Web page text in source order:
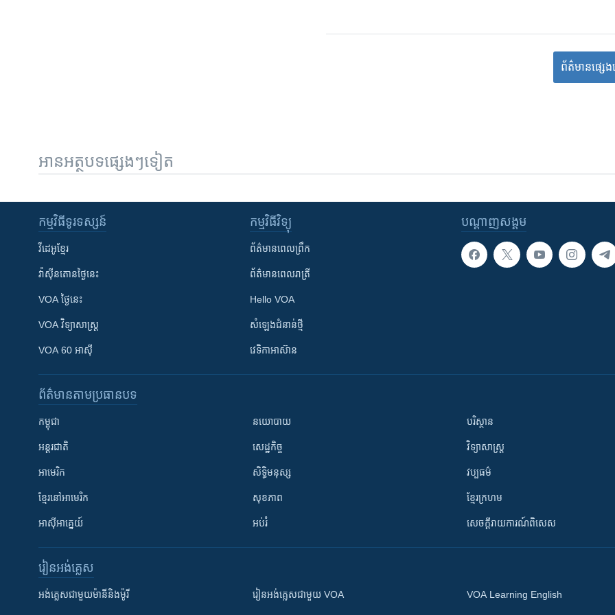
ព័ត៌មាន​​​​​​ផ្សេ
អានអត្ថបទផ្សេងៗទៀត
បណ្តាញ​សង្គម
កម្មវិធី​ទូរទស្សន៍
វីដេអូ​ខ្មែរ
វ៉ាស៊ីនតោន​ថ្ងៃ​នេះ
VOA ថ្ងៃនេះ
VOA ​វិទ្យាសាស្ត្រ
VOA 60 អាស៊ី
កម្មវិធី​វិទ្យុ
ព័ត៌មាន​ពេល​ព្រឹក
ព័ត៌មាន​​ពេល​រាត្រី
Hello VOA
សំឡេង​ជំនាន់​ថ្មី
វេទិកា​អាស៊ាន
ព័ត៌មាន​តាមប្រធានបទ​
កម្ពុជា
អន្តរជាតិ
អាមេរិក
ខ្មែរ​នៅអាមេរិក
អាស៊ីអាគ្នេយ៍
នយោបាយ
សេដ្ឋកិច្ច
សិទ្ធិមនុស្ស
សុខភាព
អប់រំ
បរិស្ថាន
វិទ្យាសាស្រ្ត
វប្បធម៌
ខ្មែរក្រហម
សេចក្តីរាយការណ៍ពិសេស
រៀន​​អង់គ្លេស
អង់គ្លេស​ជាមួយ​ម៉ានី​និង​ម៉ូរី រៀន​​​​​​អង់គ្លេស​​ជាមួយ VOA VOA Learning English